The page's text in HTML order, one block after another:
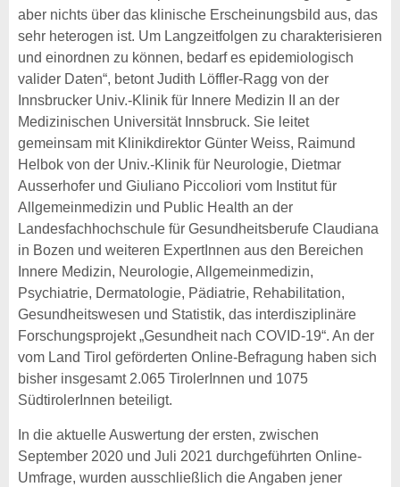
aber nichts über das klinische Erscheinungsbild aus, das
sehr heterogen ist. Um Langzeitfolgen zu charakterisieren
und einordnen zu können, bedarf es epidemiologisch
valider Daten“, betont Judith Löffler-Ragg von der
Innsbrucker Univ.-Klinik für Innere Medizin II an der
Medizinischen Universität Innsbruck. Sie leitet
gemeinsam mit Klinikdirektor Günter Weiss, Raimund
Helbok von der Univ.-Klinik für Neurologie, Dietmar
Ausserhofer und Giuliano Piccoliori vom Institut für
Allgemeinmedizin und Public Health an der
Landesfachhochschule für Gesundheitsberufe Claudiana
in Bozen und weiteren ExpertInnen aus den Bereichen
Innere Medizin, Neurologie, Allgemeinmedizin,
Psychiatrie, Dermatologie, Pädiatrie, Rehabilitation,
Gesundheitswesen und Statistik, das interdisziplinäre
Forschungsprojekt „Gesundheit nach COVID-19“. An der
vom Land Tirol geförderten Online-Befragung haben sich
bisher insgesamt 2.065 TirolerInnen und 1075
SüdtirolerInnen beteiligt.
In die aktuelle Auswertung der ersten, zwischen
September 2020 und Juli 2021 durchgeführten Online-
Umfrage, wurden ausschließlich die Angaben jener